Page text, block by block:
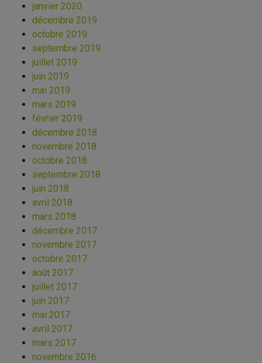
janvier 2020
décembre 2019
octobre 2019
septembre 2019
juillet 2019
juin 2019
mai 2019
mars 2019
février 2019
décembre 2018
novembre 2018
octobre 2018
septembre 2018
juin 2018
avril 2018
mars 2018
décembre 2017
novembre 2017
octobre 2017
août 2017
juillet 2017
juin 2017
mai 2017
avril 2017
mars 2017
novembre 2016